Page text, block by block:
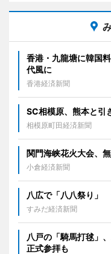
香港・九龍塘に韓国
代風に
香港経済新聞
SC相模原、熊本と
相模原町田経済新聞
関門海峡花火大会、
小倉経済新聞
八広で「八八祭り」
すみだ経済新聞
八戸の「騎馬打毬」
正式参拝も